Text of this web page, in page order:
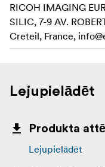
RICOH IMAGING
SILIC, 7-9 AV.
Creteil, France,
Lejupielādēt
Produkta
Lejupielādēt